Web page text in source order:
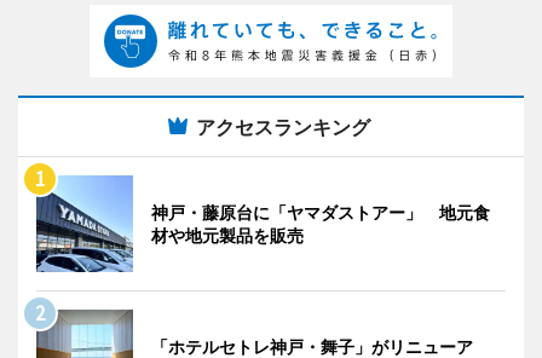
アクセスランキング
神戸・藤原台に「ヤマダストアー」 地元食
材や地元製品を販売
「ホテルセトレ神戸・舞子」がリニューア